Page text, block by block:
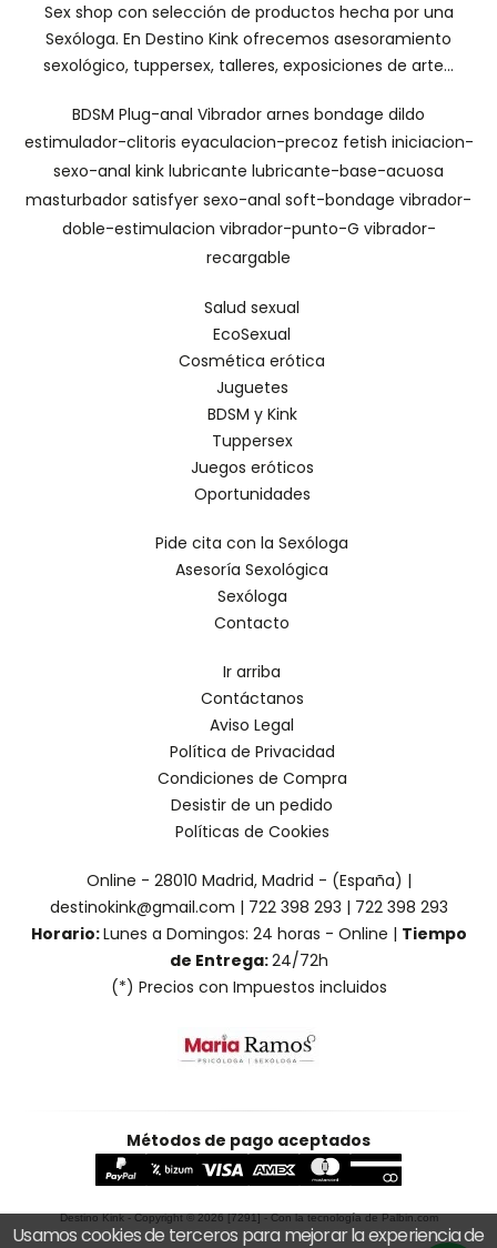
Sex shop con selección de productos hecha por una
Sexóloga. En Destino Kink ofrecemos asesoramiento
sexológico, tuppersex, talleres, exposiciones de arte...
BDSM Plug-anal Vibrador arnes bondage dildo
estimulador-clitoris eyaculacion-precoz fetish iniciacion-
sexo-anal kink lubricante lubricante-base-acuosa
masturbador satisfyer sexo-anal soft-bondage vibrador-
doble-estimulacion vibrador-punto-G vibrador-
recargable
Salud sexual
EcoSexual
Cosmética erótica
Juguetes
BDSM y Kink
Tuppersex
Juegos eróticos
Oportunidades
Pide cita con la Sexóloga
Asesoría Sexológica
Sexóloga
Contacto
Ir arriba
Contáctanos
Aviso Legal
Política de Privacidad
Condiciones de Compra
Desistir de un pedido
Políticas de Cookies
Online - 28010 Madrid, Madrid - (España) |
destinokink@gmail.com | 722 398 293 | 722 398 293
Horario:Lunes a Domingos: 24 horas - Online | Tiempo
de Entrega:24/72h
(*) Precios con Impuestos incluidos
Métodos de pago aceptados
Destino Kink- Copyright © 2026 [7291] - Con la tecnología de Palbin.com
Usamos cookies de terceros para mejorar la experiencia de